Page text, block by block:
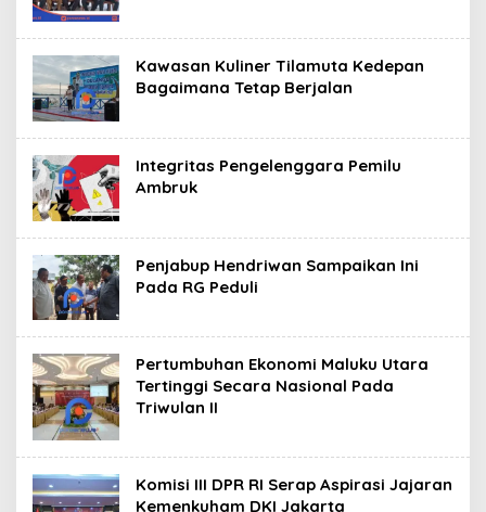
Kawasan Kuliner Tilamuta Kedepan
Bagaimana Tetap Berjalan
Integritas Pengelenggara Pemilu
Ambruk
Penjabup Hendriwan Sampaikan Ini
Pada RG Peduli
Pertumbuhan Ekonomi Maluku Utara
Tertinggi Secara Nasional Pada
Triwulan II
Komisi III DPR RI Serap Aspirasi Jajaran
Kemenkuham DKI Jakarta